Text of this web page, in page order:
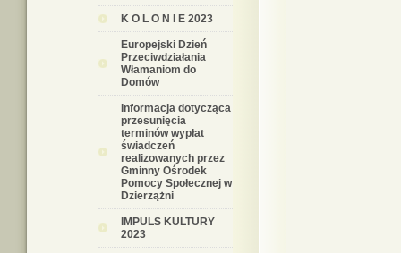
K O L O N I E 2023
Europejski Dzień
Przeciwdziałania
Włamaniom do
Domów
Informacja dotycząca
przesunięcia
terminów wypłat
świadczeń
realizowanych przez
Gminny Ośrodek
Pomocy Społecznej w
Dzierzążni
IMPULS KULTURY
2023